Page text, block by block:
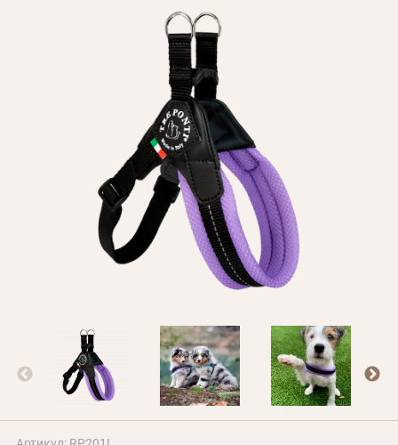
НОВИНКИ
АКЦИИ
О КОМПАНИИ
БЛОГ
Оплата и доставка
Программа лояльности
О Нас
Оптовым клиентам
Контакты